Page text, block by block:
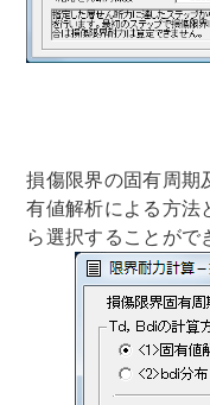
損傷限界の固有周期
有値解析による方法
ら選択することがで